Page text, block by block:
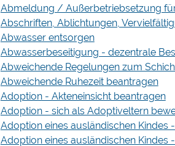
Abmeldung / Außerbetriebsetzung
Abschriften, Ablichtungen,
Abwasser entsorgen
Abwasserbeseitigung - dezentrale
Abweichende Regelungen zum
Abweichende Ruhezeit beantragen
Adoption - Akteneinsicht beantragen
Adoption - sich als Adoptiveltern
Adoption eines ausländischen
Adoption eines ausländischen